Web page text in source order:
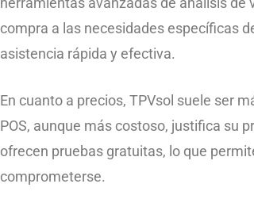
compra a las necesidades específicas
asistencia rápida y efectiva.
En cuanto a precios, TPVsol suele ser
POS, aunque más costoso, justifica su
ofrecen pruebas gratuitas, lo que
comprometerse.